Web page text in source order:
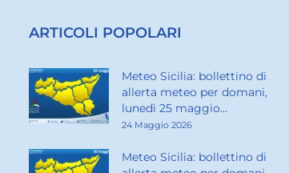
ARTICOLI POPOLARI
Meteo Sicilia: bollettino di
allerta meteo per domani,
lunedì 25 maggio...
24 Maggio 2026
Meteo Sicilia: bollettino di